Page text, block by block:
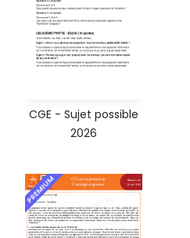
CGE - Sujet possible
2026
PREMIUM